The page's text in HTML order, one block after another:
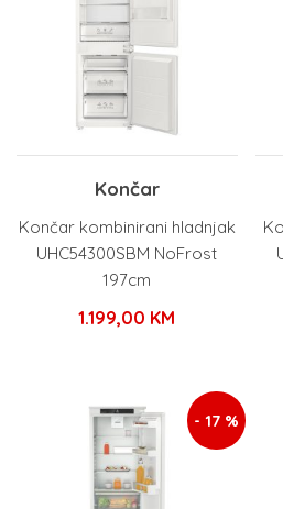
Končar
Končar kombinirani hladnjak
UHC54300SBM NoFrost
197cm
1.199,00 KM
- 17 %